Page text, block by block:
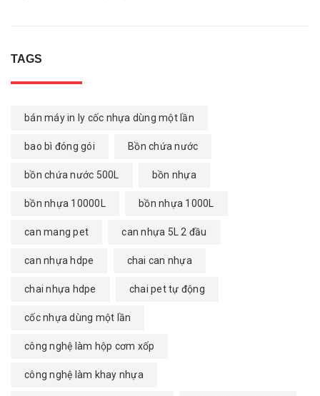
TAGS
bán máy in ly cốc nhựa dùng một lần
bao bì đóng gói Bồn chứa nước
bồn chứa nước 500L bồn nhựa
bồn nhựa 10000L bồn nhựa 1000L
can mang pet can nhựa 5L 2 đầu
can nhựa hdpe chai can nhựa
chai nhựa hdpe chai pet tự động
cốc nhựa dùng một lần
công nghệ làm hộp cơm xốp
công nghệ làm khay nhựa